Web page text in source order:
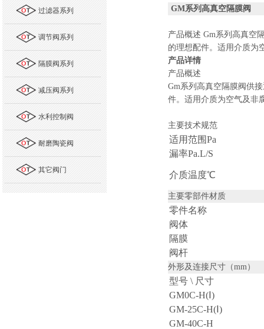
过滤器系列
调节阀系列
隔膜阀系列
减压阀系列
水利控制阀
耐磨陶瓷阀
其它阀门
GM系列高真空隔膜阀
产品概述 Gm系列高真空
的理想配件。适用介质为
产品详情
产品概述
Gm系列高真空隔膜阀供
件。适用介质为空气及非
主要技术规范
适用范围Pa
漏率Pa.L/S
介质温度℃
主要零部件材质
零件名称
阀体
隔膜
阀杆
外形及连接尺寸（mm）
型号 \ 尺寸
GM0C-H(Ⅰ)
GM-25C-H(Ⅰ)
GM-40C-H